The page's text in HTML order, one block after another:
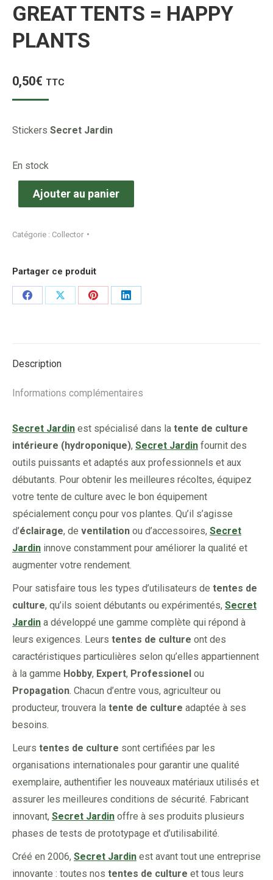
GREAT TENTS = HAPPY
PLANTS
0,50€ TTC
Stickers Secret Jardin
En stock
Ajouter au panier
Catégorie : Collector
Partager ce produit
Share
Share
Share
Share
Description
Informations complémentaires
Secret Jardin est spécialisé dans la tente de culture
intérieure (hydroponique), Secret Jardin fournit des
outils puissants et adaptés aux professionnels et aux
débutants. Pour obtenir les meilleures récoltes, équipez
votre tente de culture avec le bon équipement
spécialement conçu pour vos plantes. Qu’il s’agisse
d’éclairage, de ventilation ou d’accessoires, Secret
Jardin innove constamment pour améliorer la qualité et
augmenter votre rendement.
Pour satisfaire tous les types d’utilisateurs de tentes de
culture, qu’ils soient débutants ou expérimentés, Secret
Jardin a développé une gamme complète qui répond à
leurs exigences. Leurs tentes de culture ont des
caractéristiques particulières selon qu’elles appartiennent
à la gamme Hobby, Expert, Professionel ou
Propagation. Chacun d’entre vous, agriculteur ou
producteur, trouvera la tente de culture adaptée à ses
besoins.
Leurs tentes de culture sont certifiées par les
organisations internationales pour garantir une qualité
exemplaire, authentifier les nouveaux matériaux utilisés et
assurer les meilleures conditions de sécurité. Fabricant
innovant, Secret Jardin offre à ses produits plusieurs
phases de tests de prototypage et d’utilisabilité.
Créé en 2006, Secret Jardin est avant tout une entreprise
innovante : toutes nos tentes de culture et tous leurs